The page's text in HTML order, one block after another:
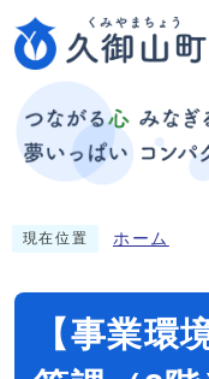
現在位置 ホーム
【事業環